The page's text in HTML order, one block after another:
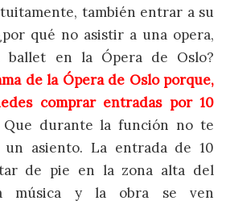
también entrar a su
qué no asistir a una opera,
en la Ópera de Oslo?
de la Ópera de Oslo porque,
comprar entradas por 10
durante la función no te
asiento. La entrada de 10
de pie en la zona alta del
música y la obra se ven